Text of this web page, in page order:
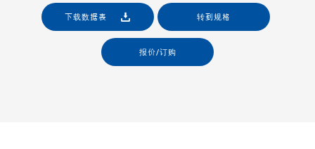
下载数据表 转到规格
报价/订购